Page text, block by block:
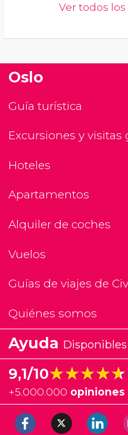
Ver todos
Oslo
Guía turística
Excursiones y visitas
Hoteles
Apartamentos
Alquiler de coches
Vuelos
Guías de viajes de
Quiénes somos
Ayuda
9,1/10★★★★★
★★★★★
+5.000.000 opiniones